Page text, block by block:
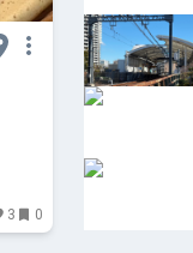
3 0